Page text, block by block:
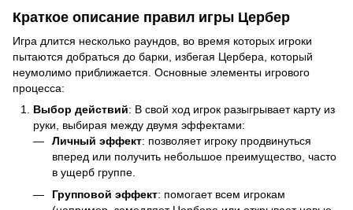
Краткое описание правил игры Цербер
Игра длится несколько раундов, во время которых игроки
пытаются добраться до барки, избегая Цербера, который
неумолимо приближается. Основные элементы игрового
процесса:
Выбор действий: В свой ход игрок разыгрывает карту из
руки, выбирая между двумя эффектами:
Личный эффект: позволяет игроку продвинуться
вперед или получить небольшое преимущество, часто
в ущерб группе.
Групповой эффект: помогает всем игрокам